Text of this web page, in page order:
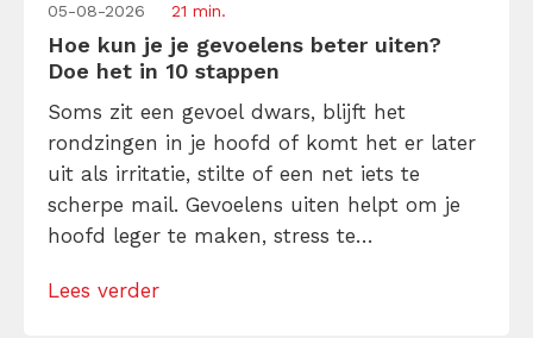
05-08-2026 21 min.
Hoe kun je je gevoelens beter uiten?
Doe het in 10 stappen
Soms zit een gevoel dwars, blijft het
rondzingen in je hoofd of komt het er later
uit als irritatie, stilte of een net iets te
scherpe mail. Gevoelens uiten helpt om je
hoofd leger te maken, stress te
Maar hoe doe je dat zonder drama, verwijt
Lees verder